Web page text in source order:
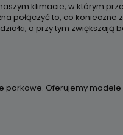
klimacie, w którym
połączyć to, co konieczne
a przy tym zwiększają
parkowe. Oferujemy